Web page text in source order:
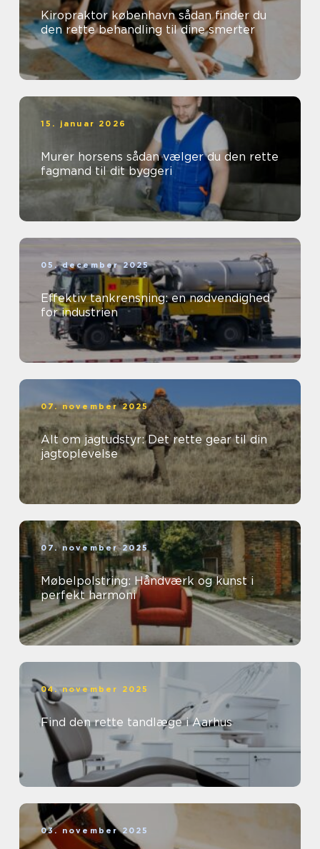
Kiropraktor københavn sådan finder du
den rette behandling til dine smerter
15. januar 2026
Murer horsens sådan vælger du den rette
fagmand til dit byggeri
05. december 2025
Effektiv tankrensning: en nødvendighed
for industrien
07. november 2025
Alt om jagtudstyr: Det rette gear til din
jagtoplevelse
07. november 2025
Møbelpolstring: Håndværk og kunst i
perfekt harmoni
04. november 2025
Find den rette tandlæge i Aarhus
03. november 2025